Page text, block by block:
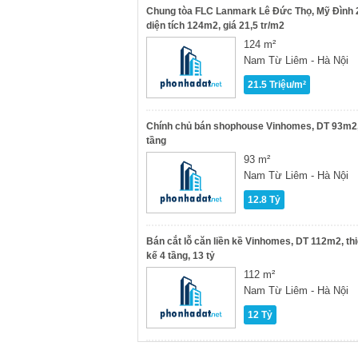
Chung tòa FLC Lanmark Lê Đức Thọ, Mỹ Đình
diện tích 124m2, giá 21,5 tr/m2
124 m²
Nam Từ Liêm - Hà Nội
21.5 Triệu/m²
Chính chủ bán shophouse Vinhomes, DT
tầng
93 m²
Nam Từ Liêm - Hà Nội
12.8 Tỷ
Bán cắt lỗ căn liền kề Vinhomes, DT 112m2,
kế 4 tầng, 13 tỷ
112 m²
Nam Từ Liêm - Hà Nội
12 Tỷ